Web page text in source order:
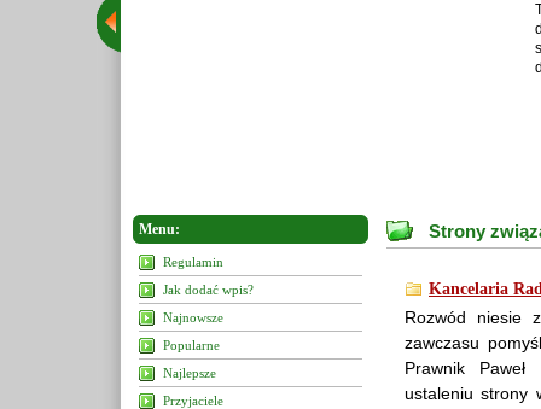
Menu:
Regulamin
Jak dodać wpis?
Najnowsze
Popularne
Najlepsze
Przyjaciele
Strony
Kancelaria
Rozwód niesie
zawczasu
Prawnik
ustaleniu strony